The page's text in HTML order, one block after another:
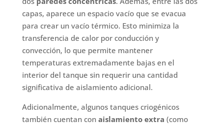
capas, aparece un espacio vacío que se evacua
para crear un vacío térmico. Esto minimiza la
transferencia de calor por conducción y
convección, lo que permite mantener
temperaturas extremadamente bajas en el
interior del tanque sin requerir una cantidad
significativa de aislamiento adicional.
Adicionalmente, algunos tanques criogénicos
también cuentan con aislamiento extra (como